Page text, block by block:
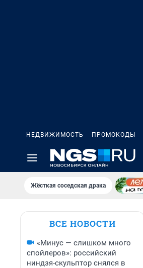
НЕДВИЖИМОСТЬ ПРОМОКОДЫ
Жёсткая соседская драка
ВСЕ НОВОСТИ
«Минус — слишком много
спойлеров»: российский
ниндзя-скульптор снялся в